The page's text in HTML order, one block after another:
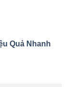
Quả Nhanh